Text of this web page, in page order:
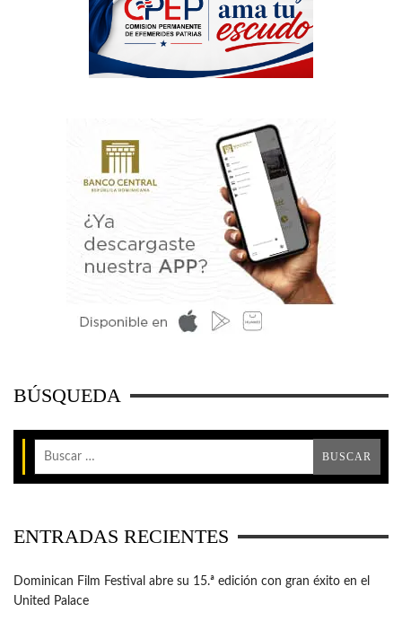
BÚSQUEDA
ENTRADAS RECIENTES
Dominican Film Festival abre su 15.ª edición con gran éxito en el
United Palace